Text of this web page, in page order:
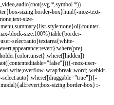
,video,audio):not(svg *,symbol *))
{box-sizing:border-box}html{-moz-text-
none;text-size-
menu,summary{list-style:none}ol{counter-
-block-size:100%}table{border-
user-select:auto}textarea{white-
;appearance:revert}:where(pre)
{color:unset}:where([hidden])
([contenteditable="false"])){-moz-user-
-write;overflow-wrap:break-word;-webkit-
-select:auto}:where([draggable="true"]){-
:modal){all:revert;box-sizing:border-box}::-